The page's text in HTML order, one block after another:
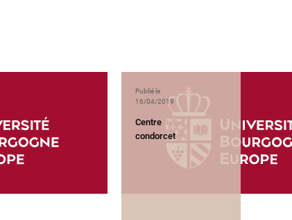
Publié le
16/04/2019
Centre
condorcet